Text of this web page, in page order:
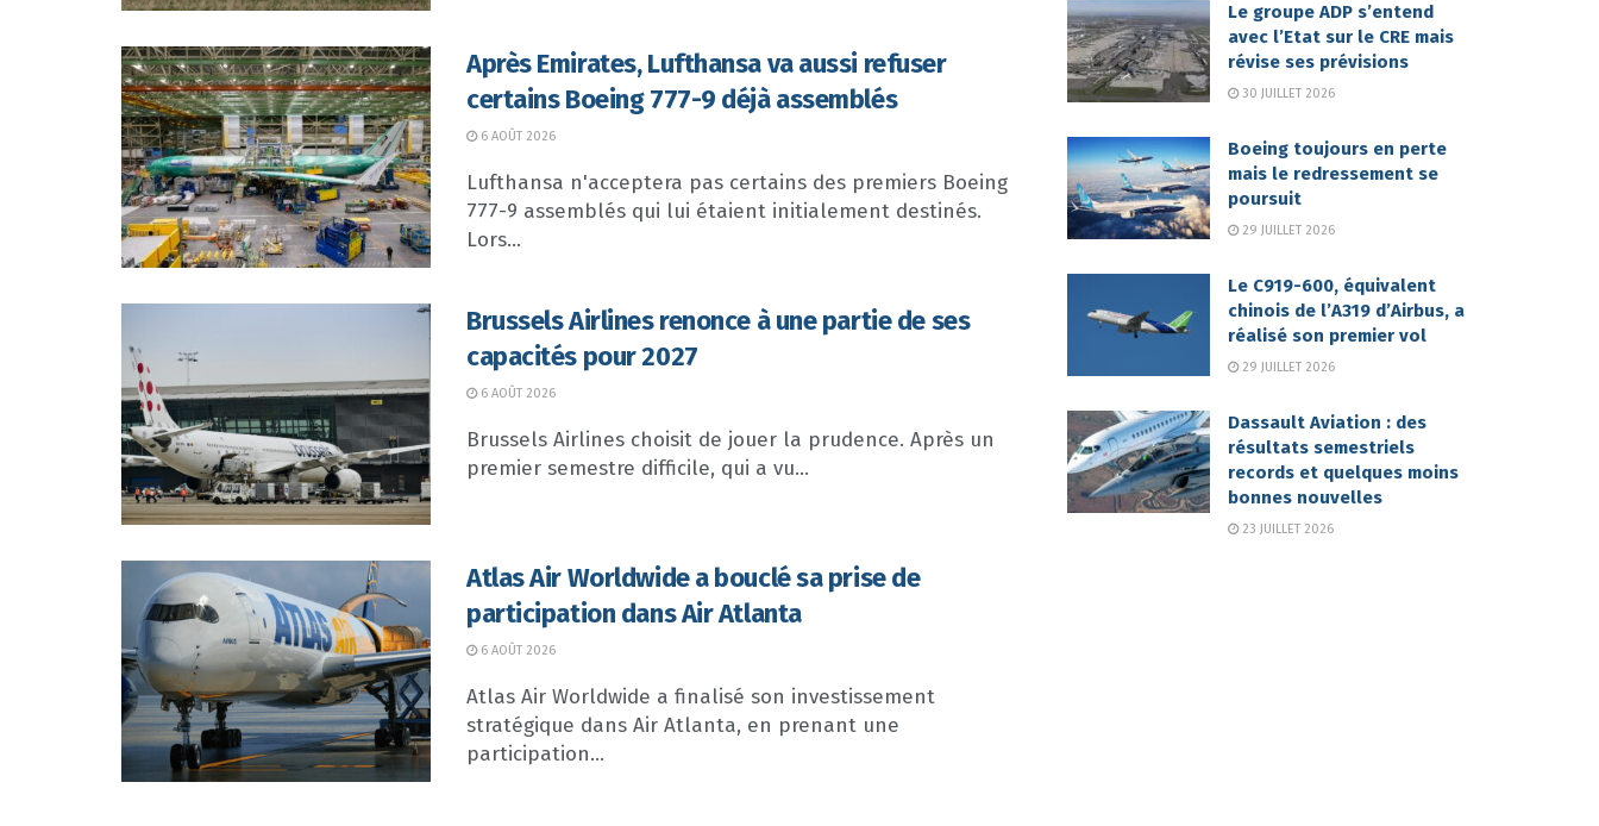
Après Emirates, Lufthansa va aussi refuser
certains Boeing 777-9 déjà assemblés
6 AOÛT 2026
Lufthansa n'acceptera pas certains des premiers Boeing
777-9 assemblés qui lui étaient initialement destinés.
Lors...
Brussels Airlines renonce à une partie de ses
capacités pour 2027
6 AOÛT 2026
Brussels Airlines choisit de jouer la prudence. Après un
premier semestre difficile, qui a vu...
Atlas Air Worldwide a bouclé sa prise de
participation dans Air Atlanta
6 AOÛT 2026
Atlas Air Worldwide a finalisé son investissement
stratégique dans Air Atlanta, en prenant une
participation...
Le groupe ADP s’entend
avec l’Etat sur le CRE mais
révise ses prévisions
30 JUILLET 2026
Boeing toujours en perte
mais le redressement se
poursuit
29 JUILLET 2026
Le C919-600, équivalent
chinois de l’A319 d’Airbus, a
réalisé son premier vol
29 JUILLET 2026
Dassault Aviation : des
résultats semestriels
records et quelques moins
bonnes nouvelles
23 JUILLET 2026